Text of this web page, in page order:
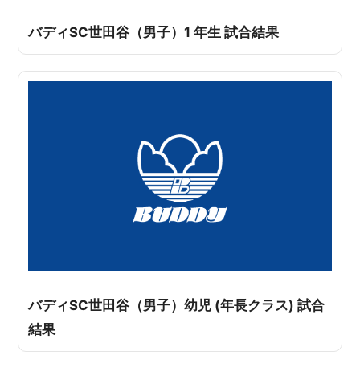
バディSC世田谷（男子）1 年生 試合結果
バディSC世田谷（男子）幼児 (年長クラス) 試合
結果